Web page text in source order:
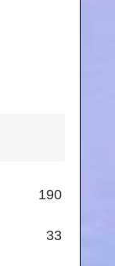
190
33